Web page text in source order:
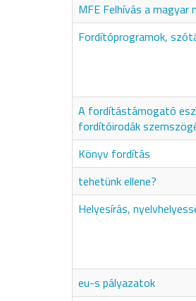
MFE Felhívás a magyar
Fordítóprogramok,
A fordítástámogató
fordítóirodák
Könyv fordítás
tehetünk ellene?
Helyesírás,
eu-s pályazatok